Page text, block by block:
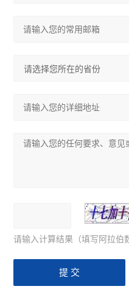
请输入计算结果（填写阿拉伯